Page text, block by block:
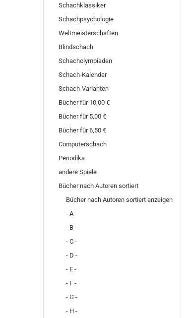
Schachklassiker
Schachpsychologie
Weltmeisterschaften
Blindschach
Schacholympiaden
Schach-Kalender
Schach-Varianten
Bücher für 10,00 €
Bücher für 5,00 €
Bücher für 6,50 €
Computerschach
Periodika
andere Spiele
Bücher nach Autoren sortiert
Bücher nach Autoren sortiert anzeigen
- A -
- B -
- C -
- D -
- E -
- F -
- G -
- H -